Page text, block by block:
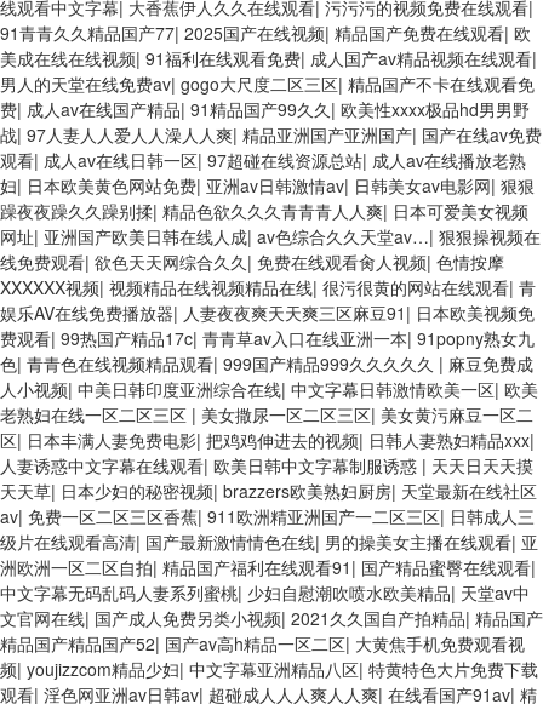
线观看中文字幕| 大香蕉伊人久久在线观看| 污污污的视频免费在线观看|
91青青久久精品国产77| 2025国产在线视频| 精品国产免费在线观看| 欧
美成在线在线视频| 91福利在线观看免费| 成人国产av精品视频在线观看|
男人的天堂在线免费av| gogo大尺度二区三区| 精品国产不卡在线观看免
费| 成人av在线国产精品| 91精品国产99久久| 欧美性xxxx极品hd男男野
战| 97人妻人人爱人人澡人人爽| 精品亚洲国产亚洲国产| 国产在线av免费
观看| 成人av在线日韩一区| 97超碰在线资源总站| 成人av在线播放老熟
妇| 日本欧美黄色网站免费| 亚洲av日韩激情av| 日韩美女av电影网| 狠狠
躁夜夜躁久久躁别揉| 精品色欲久久久青青青人人爽| 日本可爱美女视频
网址| 亚洲国产欧美日韩在线人成| av色综合久久天堂av…| 狠狠操视频在
线免费观看| 欲色天天网综合久久| 免费在线观看肏人视频| 色情按摩
XXXXXX视频| 视频精品在线视频精品在线| 很污很黄的网站在线观看| 青
娱乐AV在线免费播放器| 人妻夜夜爽天天爽三区麻豆91 | 日本欧美视频免
费观看| 99热国产精品17c| 青青草av入口在线亚洲一本| 91popny熟女九
色| 青青色在线视频精品观看| 999国产精品999久久久久久 | 麻豆免费成
人小视频| 中美日韩印度亚洲综合在线| 中文字幕日韩激情欧美一区| 欧美
老熟妇在线一区二区三区 | 美女撒尿一区二区三区| 美女黄污麻豆一区二
区| 日本丰满人妻免费电影| 把鸡鸡伸进去的视频| 日韩人妻熟妇精品xxx|
人妻诱惑中文字幕在线观看| 欧美日韩中文字幕制服诱惑 | 天天日天天摸
天天草| 日本少妇的秘密视频| brazzers欧美熟妇厨房| 天堂最新在线社区
av| 免费一区二区三区香蕉| 911欧洲精亚洲国产一二区三区| 日韩成人三
级片在线观看高清| 国产最新激情情色在线| 男的操美女主播在线观看| 亚
洲欧洲一区二区自拍| 精品国产福利在线观看91 | 国产精品蜜臀在线观看|
中文字幕无码乱码人妻系列蜜桃| 少妇自慰潮吹喷水欧美精品| 天堂av中
文官网在线| 国产成人免费另类小视频| 2021久久国自产拍精品| 精品国产
精品国产精品国产52| 国产av高h精品一区二区| 大黄焦手机免费观看视
频| youjizzcom精品少妇| 中文字幕亚洲精品八区| 特黄特色大片免费下载
观看| 淫色网亚洲av日韩av| 超碰成人人人爽人人爽| 在线看国产91av| 精